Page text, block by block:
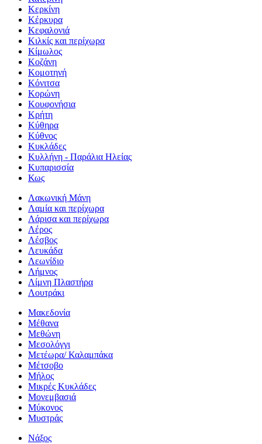
Κερκίνη
Κέρκυρα
Κεφαλονιά
Κιλκίς και περίχωρα
Κίμωλος
Κοζάνη
Κομοτηνή
Κόνιτσα
Κορώνη
Κουφονήσια
Κρήτη
Κύθηρα
Κύθνος
Κυκλάδες
Κυλλήνη - Παράλια Ηλείας
Κυπαρισσία
Κως
Λακωνική Μάνη
Λαμία και περίχωρα
Λάρισα και περίχωρα
Λέρος
Λέσβος
Λευκάδα
Λεωνίδιο
Λήμνος
Λίμνη Πλαστήρα
Λουτράκι
Μακεδονία
Μέθανα
Μεθώνη
Μεσολόγγι
Μετέωρα/ Καλαμπάκα
Μέτσοβο
Μήλος
Μικρές Κυκλάδες
Μονεμβασιά
Μύκονος
Μυστράς
Νάξος